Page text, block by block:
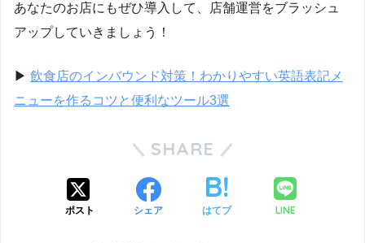
あなたのお店にもぜひ導入して、店舗運営をブラッシュ
アップしていきましょう！
▶︎ 飲食店のインバウンド対策！わかりやすい英語表記メ
ニューを作るコツと便利なツール3選
SHARE
ポスト シェア はてブ LINE